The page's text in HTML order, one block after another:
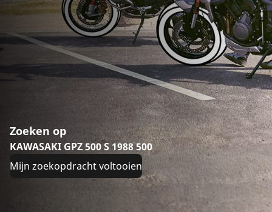
Zoeken op
KAWASAKI GPZ 500 S 1988 500
Mijn zoekopdracht voltooien